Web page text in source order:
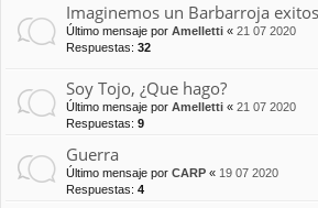
Imaginemos un Barbarroja
Último mensaje por Amelletti « 21 07 2020
Respuestas: 32
Soy Tojo, ¿Que hago?
Último mensaje por Amelletti « 21 07 2020
Respuestas: 9
Guerra
Último mensaje por CARP « 19 07 2020
Respuestas: 4